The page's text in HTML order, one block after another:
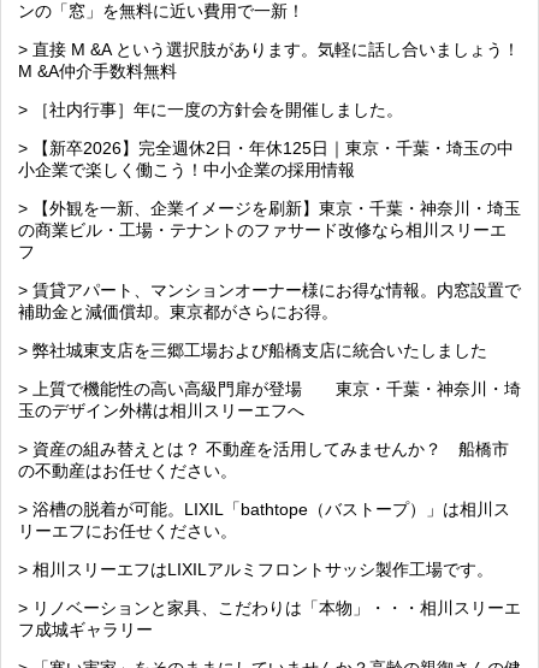
ンの「窓」を無料に近い費用で一新！
> 直接 M &A という選択肢があります。気軽に話し合いましょう！
M &A仲介手数料無料
> ［社内行事］年に一度の方針会を開催しました。
> 【新卒2026】完全週休2日・年休125日｜東京・千葉・埼玉の中
小企業で楽しく働こう！中小企業の採用情報
> 【外観を一新、企業イメージを刷新】東京・千葉・神奈川・埼玉
の商業ビル・工場・テナントのファサード改修なら相川スリーエ
フ
> 賃貸アパート、マンションオーナー様にお得な情報。内窓設置で
補助金と減価償却。東京都がさらにお得。
> 弊社城東支店を三郷工場および船橋支店に統合いたしました
> 上質で機能性の高い高級門扉が登場 東京・千葉・神奈川・埼
玉のデザイン外構は相川スリーエフへ
> 資産の組み替えとは？ 不動産を活用してみませんか？ 船橋市
の不動産はお任せください。
> 浴槽の脱着が可能。LIXIL「bathtope（バストープ）」は相川ス
リーエフにお任せください。
> 相川スリーエフはLIXILアルミフロントサッシ製作工場です。
> リノベーションと家具、こだわりは「本物」・・・相川スリーエ
フ成城ギャラリー